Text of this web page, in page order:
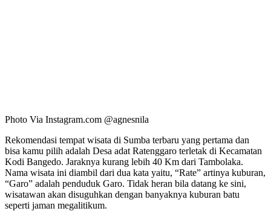
Photo Via Instagram.com @agnesnila
Rekomendasi tempat wisata di Sumba terbaru yang pertama dan
bisa kamu pilih adalah Desa adat Ratenggaro terletak di Kecamatan
Kodi Bangedo. Jaraknya kurang lebih 40 Km dari Tambolaka.
Nama wisata ini diambil dari dua kata yaitu, “Rate” artinya kuburan,
“Garo” adalah penduduk Garo. Tidak heran bila datang ke sini,
wisatawan akan disuguhkan dengan banyaknya kuburan batu
seperti jaman megalitikum.